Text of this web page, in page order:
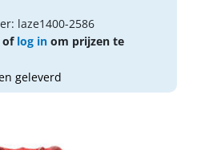
laze1400-2586
of log in om prijzen te
geleverd